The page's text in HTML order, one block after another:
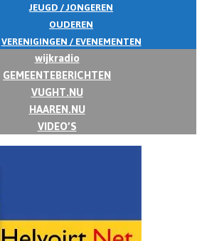
JEUGD / JONGEREN
OUDEREN
VERENIGINGEN / EVENEMENTEN
wijkradio
GEMEENTEBERICHTEN
VUGHT.NU
HAAREN.NU
VIDEO’S